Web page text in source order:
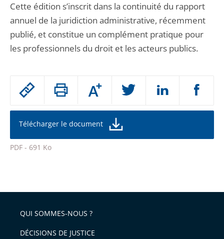
Passer
partage
de
l'article
pour
Augmenter
ou
la
de
police
Télécharger le document
PDF - 691 Ko
l'article
pour
Cette édition s’inscrit dans la continuité du rapport
annuel de la juridiction administrative, récemment
publié, et constitue un complément pratique pour
les professionnels du droit et les acteurs publics.
QUI SOMMES-NOUS ?
DÉCISIONS DE JUSTICE